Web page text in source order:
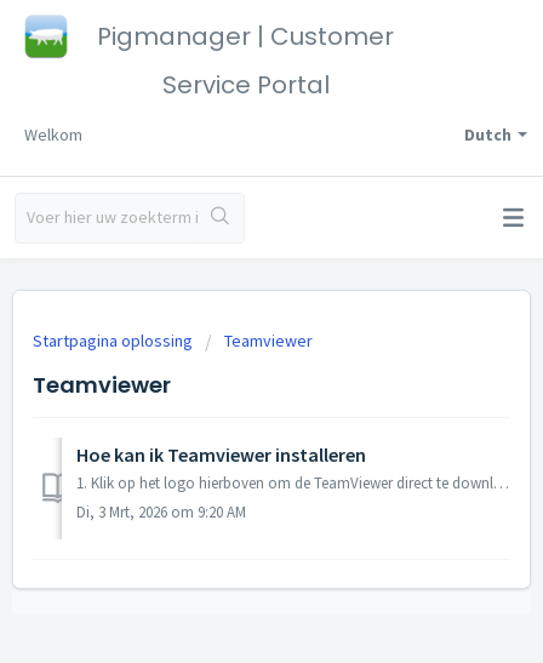
Pigmanager | Customer
Service Portal
Dutch
Welkom
Startpagina oplossing Teamviewer
Teamviewer
Hoe kan ik Teamviewer installeren
1. Klik op het logo hierboven om de TeamViewer direct te downloaden 2. Open vervolgens links onderaan in uw internetbrowser het gedownloade bestand (zi...
Di, 3 Mrt, 2026 om 9:20 AM